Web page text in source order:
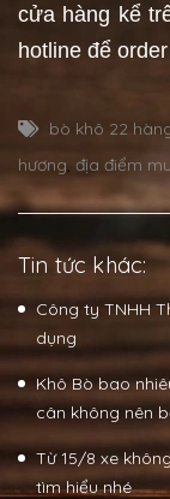
cửa hàng kể
hotline để
bò khô 22
hương, địa điểm
Tin tức khác:
Công ty TNHH
dụng
Khô Bò bao
cân không nên
Từ 15/8 xe
tìm hiểu nhé